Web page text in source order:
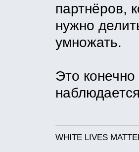
партнёров,
нужно
умножать.
Это
WHITE LIVES